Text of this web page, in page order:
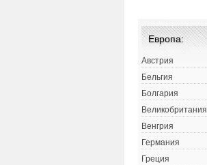
Европа:
Австрия
Бельгия
Болгария
Великобритания
Венгрия
Германия
Греция